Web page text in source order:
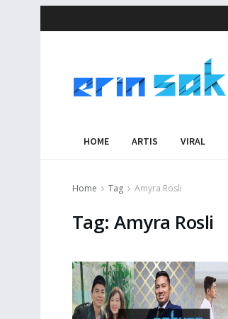
HOME ARTIS VIRAL
Home Tag Amyra Rosli
Tag:Amyra Rosli